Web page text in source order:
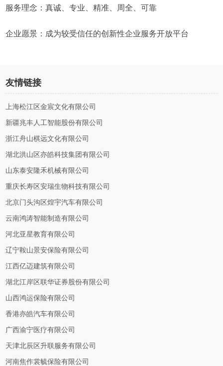
服务理念：真诚、专业、精准、周全、可靠
企业愿景：成为较受信任的创新性企业服务开放平台
友情链接
上海松江区金宸文化有限公司
新疆兆丰人工智能股份有限公司
浙江舟山棋远文化有限公司
湖北洪山区亦皓科技集团有限公司
山东泰安隆禾机械有限公司
重庆长寿区安瑞生物科技有限公司
北京门头沟区煌宇汽车有限公司
云南鸿涛智能制造有限公司
河北亚星教育有限公司
辽宁鞍山景安保险有限公司
江西亿迈建筑有限公司
湖北江岸区联华证券股份有限公司
山西鸿运保险有限公司
香港亦皓汽车有限公司
广西渝宁医疗有限公司
天津北辰区升联服务有限公司
河南焦作裳毓保险有限公司